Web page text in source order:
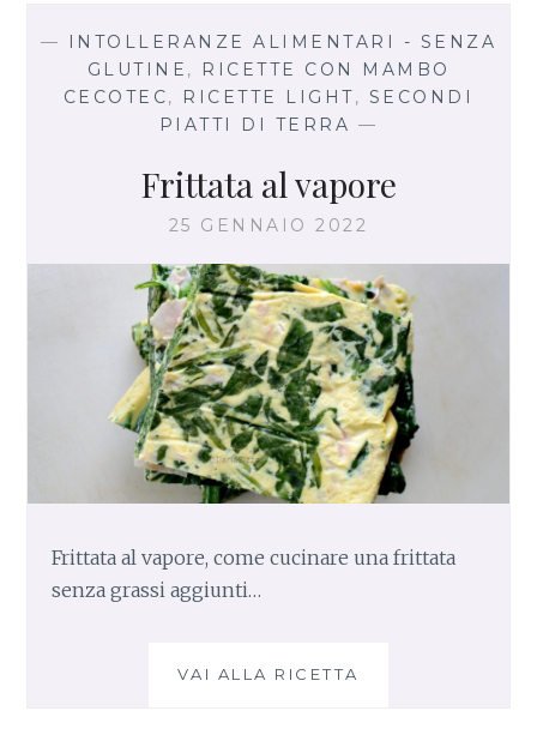
G
E
T
E
T
T
O
I
N
C
A
S
A
—
INTOLLERANZE ALIMENTARI - SENZA
GLUTINE ,
RICETTE CON MAMBO
CECOTEC, RICETTE LIGHT, SECONDI
PIATTI DI TERRA —
Frittata al vapore
25 GENNAIO 2022
Frittata al vapore, come cucinare una frittata
senza grassi aggiunti…
VAI ALLA RICETTA